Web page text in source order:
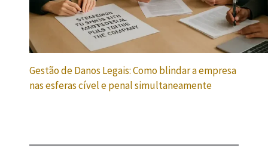
Gestão de Danos Legais: Como blindar a empresa
nas esferas cível e penal simultaneamente